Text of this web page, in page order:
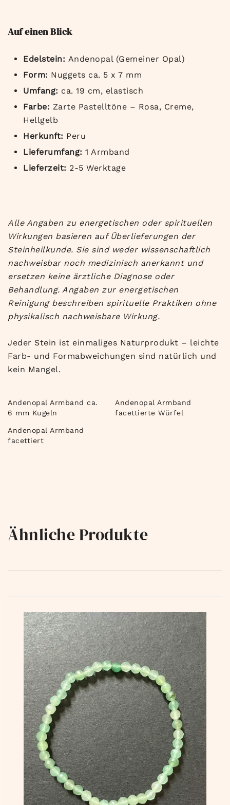
Auf einen Blick
Edelstein: Andenopal (Gemeiner Opal)
Form: Nuggets ca. 5 x 7 mm
Umfang: ca. 19 cm, elastisch
Farbe: Zarte Pastelltöne – Rosa, Creme,
Hellgelb
Herkunft: Peru
Lieferumfang: 1 Armband
Lieferzeit: 2-5 Werktage
Alle Angaben zu energetischen oder spirituellen
Wirkungen basieren auf Überlieferungen der
Steinheilkunde. Sie sind weder wissenschaftlich
nachweisbar noch medizinisch anerkannt und
ersetzen keine ärztliche Diagnose oder
Behandlung. Angaben zur energetischen
Reinigung beschreiben spirituelle Praktiken ohne
physikalisch nachweisbare Wirkung.
Jeder Stein ist einmaliges Naturprodukt – leichte
Farb- und Formabweichungen sind natürlich und
kein Mangel.
Andenopal Armband ca.
6 mm Kugeln
Andenopal Armband
facettierte Würfel
Andenopal Armband
facettiert
Ähnliche Produkte